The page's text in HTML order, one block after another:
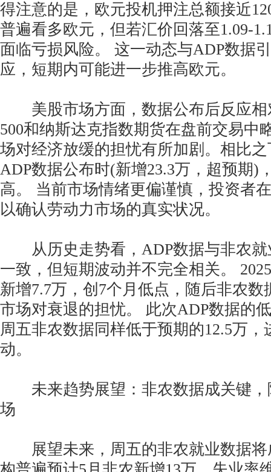
得注意的是，欧元投机押注总额接近
普遍看多欧元，但若汇价回落至1.09-
面临亏损风险。 这一动态与ADP数据
应，短期内可能进一步推高欧元。
美股市场方面，数据公布后反应相
500和纳斯达克指数期货在盘前交易中
场对经济放缓的担忧有所加剧。相比之
ADP数据公布时(新增23.3万，超预期)
高。 当前市场情绪更偏谨慎，投资者
以确认劳动力市场的真实状况。
从历史走势看，ADP数据与非农就
一致，但短期波动并不完全相关。
新增7.7万，创7个月低点，随后非农数
市场对衰退的担忧。 此次ADP数据的
周五非农数据同样低于预期的12.5万，
动。
未来趋势展望：非农数据成关键，
场
展望未来，周五的非农就业数据将